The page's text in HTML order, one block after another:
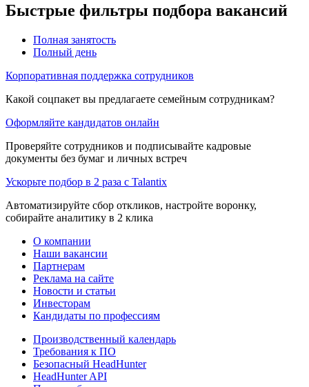
Быстрые фильтры подбора вакансий
Полная занятость
Полный день
Корпоративная поддержка сотрудников
Какой соцпакет вы предлагаете семейным сотрудникам?
Оформляйте кандидатов онлайн
Проверяйте сотрудников и подписывайте кадровые
документы без бумаг и личных встреч
Ускорьте подбор в 2 раза с Talantix
Автоматизируйте сбор откликов, настройте воронку,
собирайте аналитику в 2 клика
О компании
Наши вакансии
Партнерам
Реклама на сайте
Новости и статьи
Инвесторам
Кандидаты по профессиям
Производственный календарь
Требования к ПО
Безопасный HeadHunter
HeadHunter API